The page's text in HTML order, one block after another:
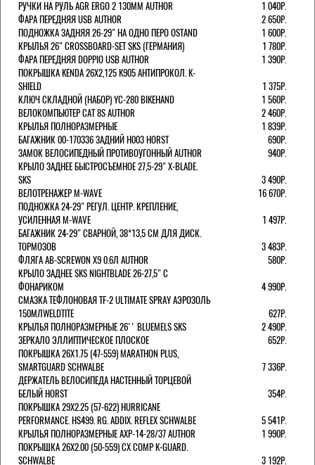
РУЧКИ НА РУЛЬ AGR ERGO 2 130ММ AUTHOR
1 040Р.
ФАРА ПЕРЕДНЯЯ USB AUTHOR
2 650Р.
ПОДНОЖКА ЗАДНЯЯ 26-29" НА ОДНО ПЕРО OSTAND
1 600Р.
КРЫЛЬЯ 26" CROSSBOARD-SET SKS (ГЕРМАНИЯ)
1 780Р.
ФАРА ПЕРЕДНЯЯ DOPPIO USB AUTHOR
1 390Р.
ПОКРЫШКА KENDA 26Х2,125 K905 АНТИПРОКОЛ. K-
SHIELD
1 375Р.
КЛЮЧ СКЛАДНОЙ (НАБОР) YC-280 BIKEHAND
1 560Р.
ВЕЛОКОМПЬЮТЕР CAT 8S AUTHOR
2 460Р.
КРЫЛЬЯ ПОЛНОРАЗМЕРНЫЕ
1 839Р.
БАГАЖНИК 00-170336 ЗАДНИЙ H003 HORST
690Р.
ЗАМОК ВЕЛОСИПЕДНЫЙ ПРОТИВОУГОННЫЙ AUTHOR
940Р.
КРЫЛО ЗАДНЕЕ БЫСТРОСЪЕМНОЕ 27,5-29" X-BLADE.
SKS
3 490Р.
ВЕЛОТРЕНАЖЕР M-WAVE
16 670Р.
ПОДНОЖКА 24-29" РЕГУЛ. ЦЕНТР. КРЕПЛЕНИЕ,
УСИЛЕННАЯ M-WAVE
1 497Р.
БАГАЖНИК 24-29" СВАРНОЙ, 38*13,5 СМ ДЛЯ ДИСК.
ТОРМОЗОВ
3 483Р.
ФЛЯГА AB-SCREWON X9 0.6Л AUTHOR
580Р.
КРЫЛО ЗАДНЕЕ SKS NIGHTBLADE 26-27,5" С
ФОНАРИКОМ
4 990Р.
СМАЗКА ТЕФЛОНОВАЯ TF-2 ULTIMATE SPRAY АЭРОЗОЛЬ
150МЛWELDTITE
627Р.
КРЫЛЬЯ ПОЛНОРАЗМЕРНЫЕ 26'' BLUEMELS SKS
2 490Р.
ЗЕРКАЛО ЭЛЛИПТИЧЕСКОЕ ПЛОСКОЕ
652Р.
ПОКРЫШКА 26X1.75 (47-559) MARATHON PLUS,
SMARTGUARD SCHWALBE
7 336Р.
ДЕРЖАТЕЛЬ ВЕЛОCИПЕДА НАСТЕННЫЙ ТОРЦЕВОЙ
БЕЛЫЙ HORST
354Р.
ПОКРЫШКА 29X2.25 (57-622) HURRICANE
PERFORMANCE. HS499. RG. ADDIX. REFLEX SCHWALBE
5 541Р.
КРЫЛЬЯ ПОЛНОРАЗМЕРНЫЕ AXP-14-28/37 AUTHOR
1 990Р.
ПОКРЫШКА 26X2.00 (50-559) CX COMP K-GUARD.
SCHWALBE
3 192Р.